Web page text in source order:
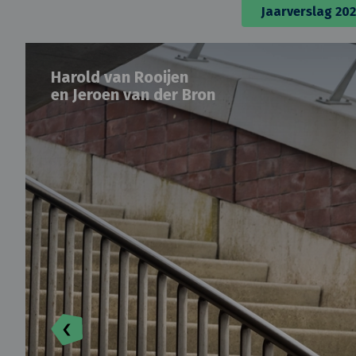
Jaarverslag
Harold van Rooijen
en Jeroen van der Bron